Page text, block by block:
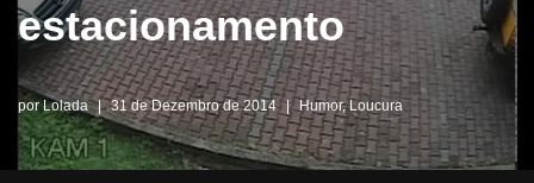
estacionamento
porLolada 31 de Dezembro de 2014 Humor, Loucura